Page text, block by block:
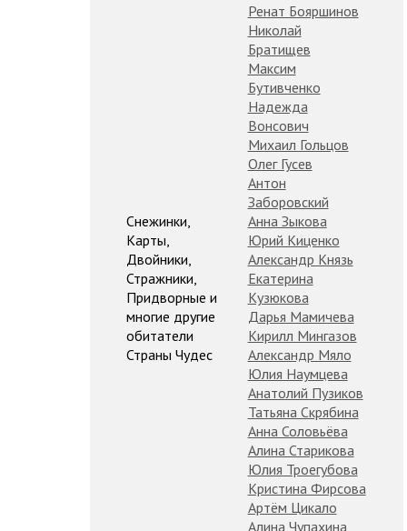
Снежинки,
Карты,
Двойники,
Стражники,
Придворные и
многие другие
обитатели
Страны Чудес
Ренат Бояршинов
Николай
Братищев
Максим
Бутивченко
Надежда
Вонсович
Михаил Гольцов
Олег Гусев
Антон
Заборовский
Анна Зыкова
Юрий Киценко
Александр Князь
Екатерина
Кузюкова
Дарья Мамичева
Кирилл Мингазов
Александр Мяло
Юлия Наумцева
Анатолий Пузиков
Татьяна Скрябина
Анна Соловьёва
Алина Старикова
Юлия Троегубова
Кристина Фирсова
Артём Цикало
Алина Чупахина